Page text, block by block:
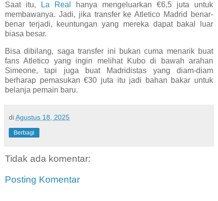
Saat itu, La Real
hanya mengeluarkan €6,5 juta untuk
membawanya. Jadi, jika transfer ke Atletico Madrid benar-
benar terjadi, keuntungan yang mereka dapat bakal luar
biasa besar.
Bisa dibilang, saga transfer ini bukan cuma menarik buat
fans Atletico yang ingin melihat Kubo di bawah arahan
Simeone, tapi juga buat Madridistas yang diam-diam
berharap pemasukan €30 juta itu jadi bahan bakar untuk
belanja pemain baru.
diAgustus 18, 2025
Berbagi
Tidak ada komentar:
Posting Komentar